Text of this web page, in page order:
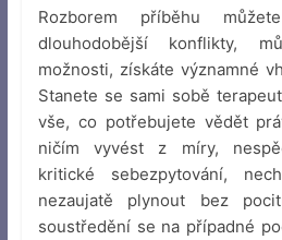
Rozborem příběhu
dlouhodobější konflikty,
možnosti, získáte významné
Stanete se sami sobě
vše, co potřebujete vědět
ničím vyvést z míry,
kritické sebezpytování,
nezaujatě plynout bez
soustředění se na případné